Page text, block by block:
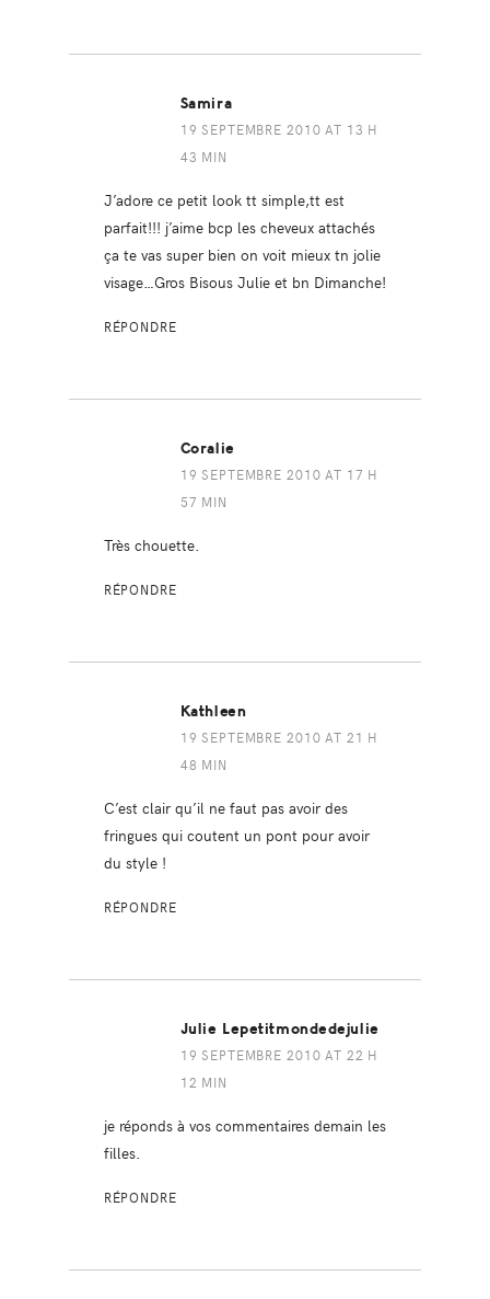
Samira
19 SEPTEMBRE 2010 AT 13 H
43 MIN
J’adore ce petit look tt simple,tt est
parfait!!! j’aime bcp les cheveux attachés
ça te vas super bien on voit mieux tn jolie
visage…Gros Bisous Julie et bn Dimanche!
RÉPONDRE
Coralie
19 SEPTEMBRE 2010 AT 17 H
57 MIN
Très chouette.
RÉPONDRE
Kathleen
19 SEPTEMBRE 2010 AT 21 H
48 MIN
C’est clair qu’il ne faut pas avoir des
fringues qui coutent un pont pour avoir
du style !
RÉPONDRE
Julie Lepetitmondedejulie
19 SEPTEMBRE 2010 AT 22 H
12 MIN
je réponds à vos commentaires demain les
filles.
RÉPONDRE